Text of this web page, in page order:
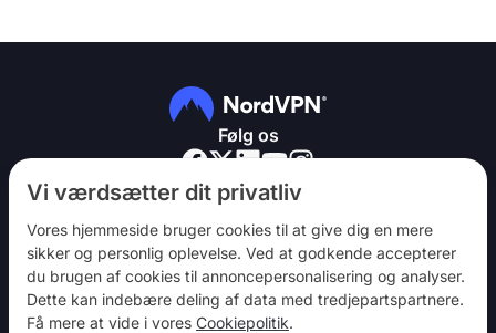
Vi værdsætter dit privatliv
Vores hjemmeside bruger cookies til at give dig en mere
sikker og personlig oplevelse. Ved at godkende accepterer
du brugen af ​​cookies til annoncepersonalisering og analyser.
Dette kan indebære deling af data med tredjepartspartnere.
Få mere at vide i vores Cookiepolitik.
Følg os
NordVPN
Vær med